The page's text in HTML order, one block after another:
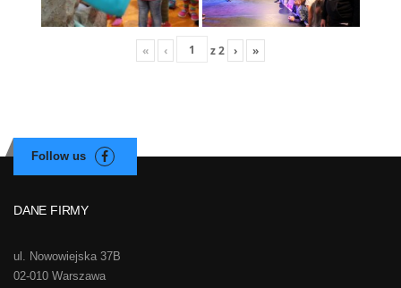
« ‹ z2 › »
DANE FIRMY
ul. Nowowiejska 37B
02-010 Warszawa